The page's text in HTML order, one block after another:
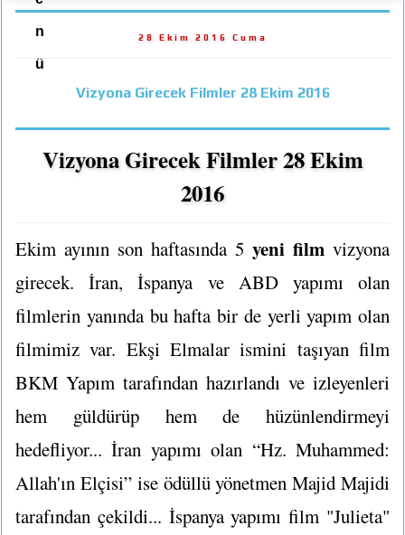
n
ü
28 Ekim 2016 Cuma
Vizyona Girecek Filmler 28 Ekim 2016
Vizyona Girecek Filmler 28 Ekim
2016
Ekim ayının son haftasında 5 yeni film vizyona
girecek. İran, İspanya ve ABD yapımı olan
filmlerin yanında bu hafta bir de yerli yapım olan
filmimiz var. Ekşi Elmalar ismini taşıyan film
BKM Yapım tarafından hazırlandı ve izleyenleri
hem güldürüp hem de hüzünlendirmeyi
hedefliyor... İran yapımı olan “Hz. Muhammed:
Allah'ın Elçisi” ise ödüllü yönetmen Majid Majidi
tarafından çekildi... İspanya yapımı film "Julieta"